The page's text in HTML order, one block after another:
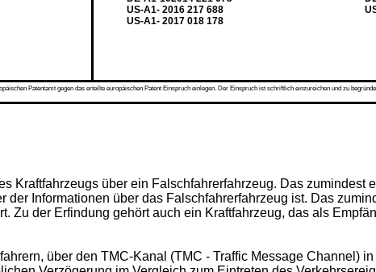
US-A1- 2016 217 688
US-A1- 2017 018 178
Patentamt gegen das erteilte europäischen Patent Einspruch einlegen. Der Einspruch ist schriftlich einzureichen und zu
Kraftfahrzeugs über ein Falschfahrerfahrzeug. Das zumindest
Informationen über das Falschfahrerfahrzeug ist. Das
Zu der Erfindung gehört auch ein Kraftfahrzeug, das als
über den TMC-Kanal (TMC - Traffic Message Channel)